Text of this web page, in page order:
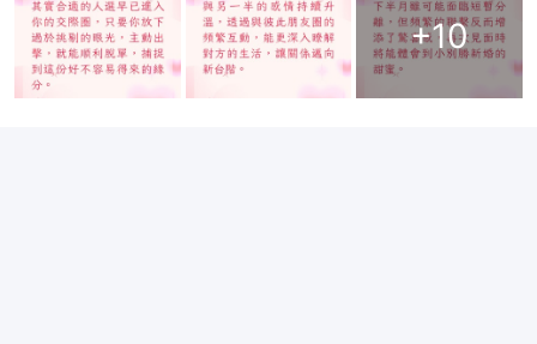
+10